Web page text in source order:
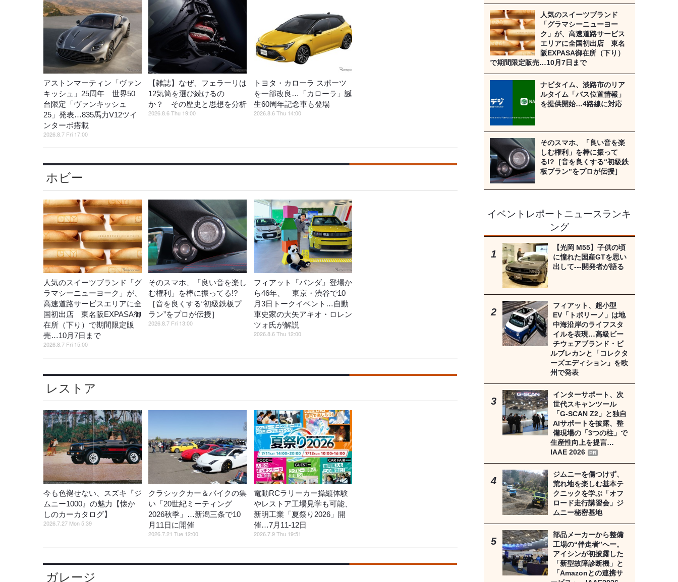
アストンマーティン「ヴァン
キッシュ」25周年 世界50
台限定「ヴァンキッシュ
25」発表…835馬力V12ツイ
ンターボ搭載
2026.8.7 Fri 17:00
【雑誌】なぜ、フェラーリは
12気筒を選び続けるの
か？ その歴史と思想を分析
2026.8.6 Thu 19:00
トヨタ・カローラ スポーツ
を一部改良…「カローラ」誕
生60周年記念車も登場
2026.8.6 Thu 14:00
ホビー
人気のスイーツブランド「グ
ラマシーニューヨーク」が、
高速道路サービスエリアに全
国初出店 東名阪EXPASA御
在所（下り）で期間限定販
売…10月7日まで
2026.8.7 Fri 15:00
そのスマホ、「良い音を楽し
む権利」を棒に振ってる!?
［音を良くする“初級鉄板プ
ラン”をプロが伝授］
2026.8.7 Fri 13:00
フィアット『パンダ』登場か
ら46年、 東京・渋谷で10
月3日トークイベント…自動
車史家の大矢アキオ・ロレン
ツォ氏が解説
2026.8.6 Thu 12:00
レストア
今も色褪せない、スズキ『ジ
ムニー1000』の魅力【懐か
しのカーカタログ】
2026.7.27 Mon 5:39
クラシックカー＆バイクの集
い「20世紀ミーティング
2026秋季」…新潟三条で10
月11日に開催
2026.7.21 Tue 12:00
電動RCラリーカー操縦体験
やレストア工場見学も可能、
新明工業「夏祭り2026」開
催…7月11‐12日
2026.7.9 Thu 19:51
ガレージ
人気のスイーツブランド
「グラマシーニューヨー
ク」が、高速道路サービス
エリアに全国初出店 東名
阪EXPASA御在所（下り）
で期間限定販売…10月7日まで
ナビタイム、淡路市のリア
ルタイム「バス位置情報」
を提供開始…4路線に対応
そのスマホ、「良い音を楽
しむ権利」を棒に振って
る!?［音を良くする“初級鉄
板プラン”をプロが伝授］
イベントレポートニュースランキ
ング
【光岡 M55】子供の頃
に憧れた国産GTを思い
出して---開発者が語る
フィアット、超小型
EV「トポリーノ」は地
中海沿岸のライフスタ
イルを表現…高級ビー
チウェアブランド・ビ
ルブレカンと「コレクタ
ーズエディション」を欧
州で発表
インターサポート、次
世代スキャンツール
「G-SCAN Z2」と独自
AIサポートを披露、整
備現場の「3つの柱」で
生産性向上を提言…
IAAE 2026
PR
ジムニーを傷つけず、
荒れ地を楽しむ基本テ
クニックを学ぶ「オフ
ロード走行講習会」ジ
ムニー秘密基地
部品メーカーから整備
工場の“伴走者”へー。
アイシンが初披露した
「新型故障診断機」と
「Amazonとの連携サ